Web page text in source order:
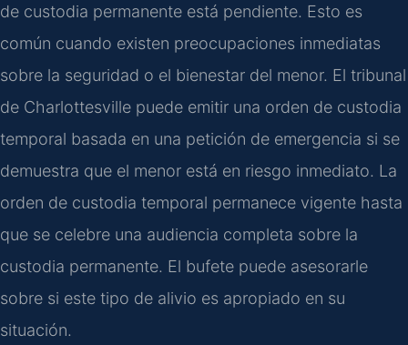
de custodia permanente está pendiente. Esto es
común cuando existen preocupaciones inmediatas
sobre la seguridad o el bienestar del menor. El tribunal
de Charlottesville puede emitir una orden de custodia
temporal basada en una petición de emergencia si se
demuestra que el menor está en riesgo inmediato. La
orden de custodia temporal permanece vigente hasta
que se celebre una audiencia completa sobre la
custodia permanente. El bufete puede asesorarle
sobre si este tipo de alivio es apropiado en su
situación.